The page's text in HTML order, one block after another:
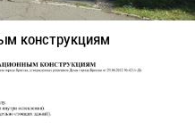
конструкциям